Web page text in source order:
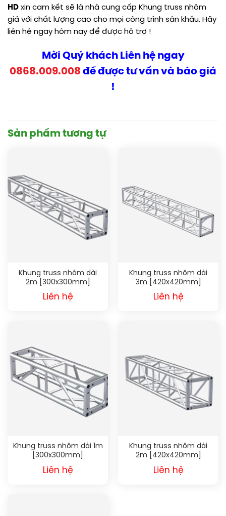
HD xin cam kết sẽ là nhà cung cấp Khung truss nhôm
giá với chất lượng cao cho mọi công trình sân khấu. Hãy
liên hệ ngay hôm nay để được hỗ trợ !
Mời Quý khách Liên hệ ngay
0868.009.008 để được tư vấn và báo giá
!
Sản phẩm tương tự
Khung truss nhôm dài
2m [300x300mm]
Liên hệ
Khung truss nhôm dài
3m [420x420mm]
Liên hệ
Khung truss nhôm dài 1m
[300x300mm]
Liên hệ
Khung truss nhôm dài
2m [420x420mm]
Liên hệ